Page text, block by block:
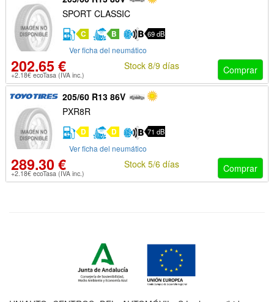
SPORT CLASSIC
C B 69 dB
Ver ficha del neumático
202.65 €
+2.18€ ecoTasa (IVA inc.) Comprar
Stock 8/9 días
205/60 R13 86V
PXR8R
D D 71 dB
Ver ficha del neumático
289.30 €
+2.18€ ecoTasa (IVA inc.) Comprar
Stock 5/6 días